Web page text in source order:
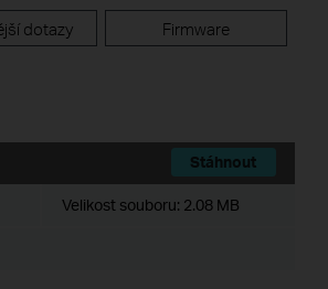
dotazy Firmware
Stáhnout
Velikost souboru: 2.08 MB